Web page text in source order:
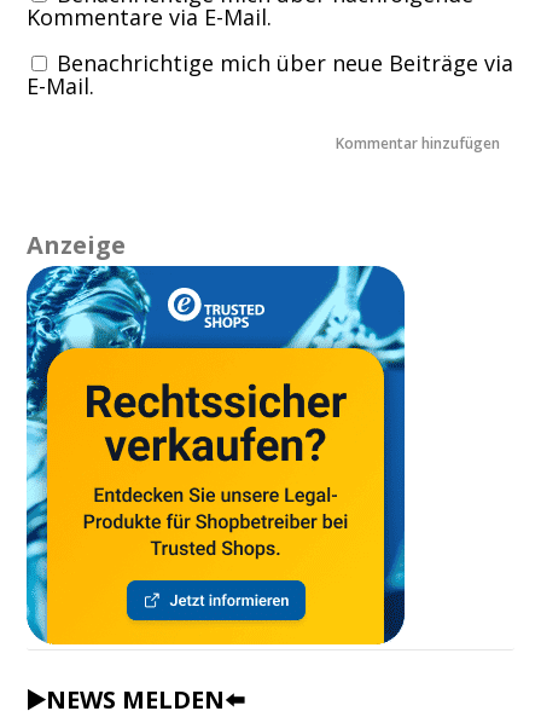
Kommentare via E-Mail.
Benachrichtige mich über neue Beiträge via
E-Mail.
Anzeige
▶️NEWS MELDEN⬅️